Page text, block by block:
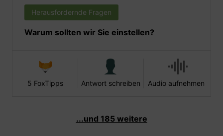
Herausfordernde Fragen
Warum sollten wir Sie einstellen?
5 FoxTipps Antwort schreiben Audio aufnehmen
...und 185 weitere